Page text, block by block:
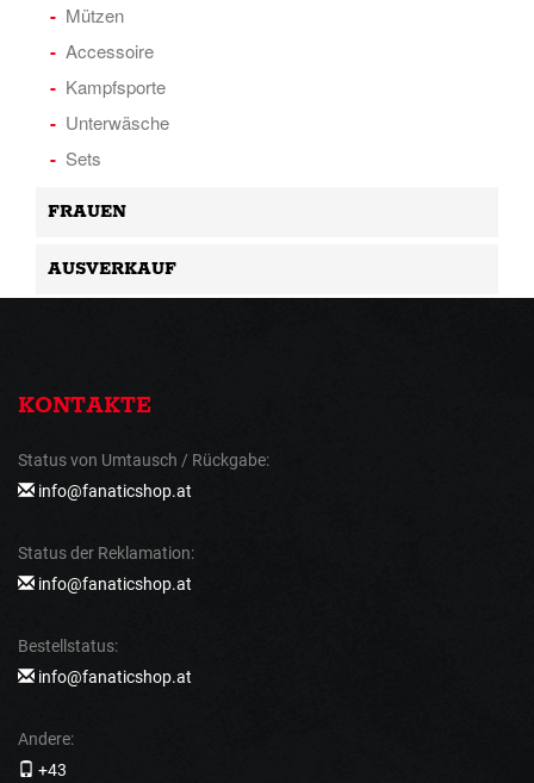
Mützen
Accessoire
Kampfsporte
Unterwäsche
Sets
FRAUEN
AUSVERKAUF
KONTAKTE
Status von Umtausch / Rückgabe:
info@fanaticshop.at
Status der Reklamation:
info@fanaticshop.at
Bestellstatus:
info@fanaticshop.at
Andere:
+43